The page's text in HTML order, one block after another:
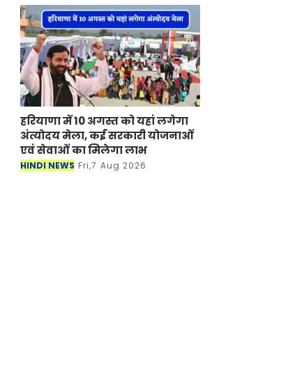
हरियाणा में 10 अगस्त को यहां लगेगा
अंत्योदय मेला, कई सरकारी योजनाओं
एवं सेवाओं का मिलेगा लाभ
HINDI NEWS Fri,7 Aug 2026